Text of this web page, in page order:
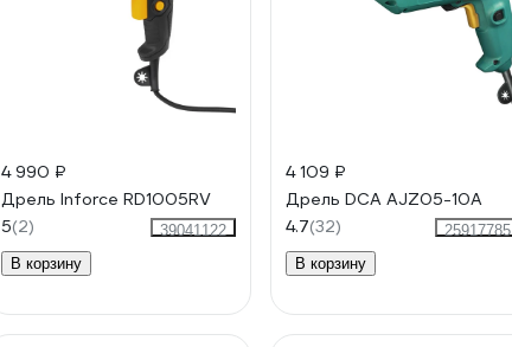
4 990 ₽
Дрель Inforce RD1005RV
5(2)
39041122
В корзину
4 109 ₽
Дрель DCA AJZ05-10A
4.7(32)
25917785
В корзину